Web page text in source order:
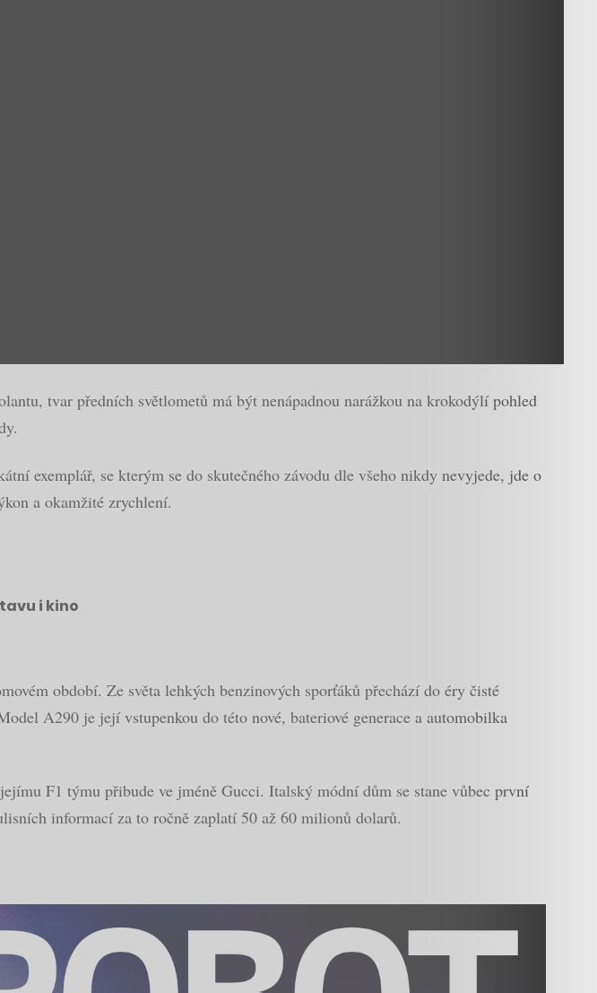
tvar předních světlometů má být nenápadnou narážkou na krokodýlí pohled
exemplář, se kterým se do skutečného závodu dle všeho nikdy nevyjede, jde o
a okamžité zrychlení.
i kino
období. Ze světa lehkých benzinových sporťáků přechází do éry čisté
A290 je její vstupenkou do této nové, bateriové generace a automobilka
F1 týmu přibude ve jméně Gucci. Italský módní dům se stane vůbec první
informací za to ročně zaplatí 50 až 60 milionů dolarů.